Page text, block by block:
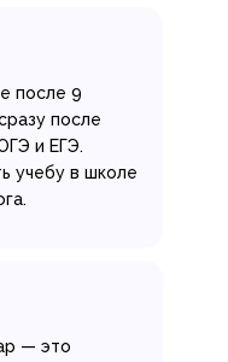
после 9
после
и ЕГЭ.
учебу в школе
— это